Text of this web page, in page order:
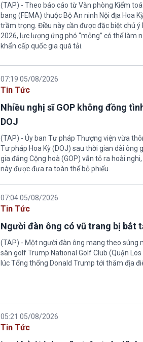
(TAP) - Theo báo cáo từ Văn phòng Kiểm
bang (FEMA) thuộc Bộ An ninh Nội địa Hoa Kỳ (DHS) đang đối mặt nguy cơ thiếu hụt lực
trầm trọng. Điều này cần được đặc biệt chú ý
2026, lực lượng ứng phó “mỏng” có thể làm
khẩn cấp quốc gia quá tải.
07:19 05/08/2026
Tin Tức
Nhiều nghị sĩ GOP không đồng
DOJ
(TAP) - Ủy ban Tư pháp Thượng viện vừa
Tư pháp Hoa Kỳ (DOJ) sau thời gian dài ông
gia đảng Cộng hoà (GOP) vẫn tỏ ra hoài
này được đưa ra toàn thể bỏ phiếu.
07:04 05/08/2026
Tin Tức
Người đàn ông có vũ trang bị bắt
(TAP) - Một người đàn ông mang theo súng
sân golf Trump National Golf Club (Quận
lúc Tổng thống Donald Trump tới thăm địa
05:21 05/08/2026
Tin Tức